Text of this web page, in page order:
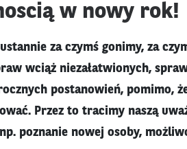
w nowy rok!
za czymś gonimy, za
wciąż niezałatwionych,
postanowień, pomimo,
Przez to tracimy naszą
poznanie nowej osoby,